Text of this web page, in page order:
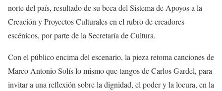
norte del país, resultado de su beca del Sistemade Apoyos a la
Creación y Proyectos Culturales en el rubro de creadores
escénicos, por parte de la Secretaría de Cultura.
Conel público encima del escenario, la pieza retomacanciones de
Marco Antonio Solíslo mismo quetangos de Carlos Gardel, para
invitar auna reflexión sobre la dignidad, el poder y la locura, en la